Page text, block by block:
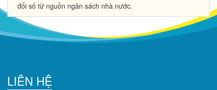
đổi số từ nguồn ngân sách nhà nước.
LIÊN HỆ